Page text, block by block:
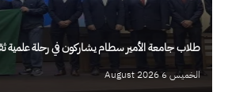
طلاب جامعة الأمير سطام يشاركون في رحلة علمية
الخميس 6 August 2026